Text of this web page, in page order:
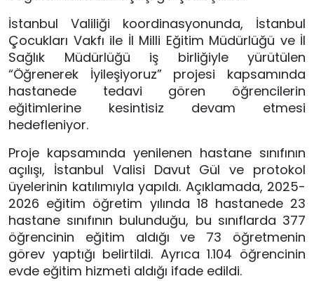
İstanbul Valiliği koordinasyonunda, İstanbul
Çocukları Vakfı ile İl Milli Eğitim Müdürlüğü ve İl
Sağlık Müdürlüğü iş birliğiyle yürütülen
“Öğrenerek İyileşiyoruz” projesi kapsamında
hastanede tedavi gören öğrencilerin
eğitimlerine kesintisiz devam etmesi
hedefleniyor.
Proje kapsamında yenilenen hastane sınıfının
açılışı, İstanbul Valisi Davut Gül ve protokol
üyelerinin katılımıyla yapıldı. Açıklamada, 2025-
2026 eğitim öğretim yılında 18 hastanede 23
hastane sınıfının bulunduğu, bu sınıflarda 377
öğrencinin eğitim aldığı ve 73 öğretmenin
görev yaptığı belirtildi. Ayrıca 1.104 öğrencinin
evde eğitim hizmeti aldığı ifade edildi.